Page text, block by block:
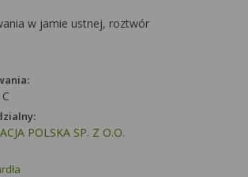
w jamie ustnej, roztwór
POLSKA SP. Z O.O.